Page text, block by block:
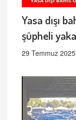
Yasa dışı
şüpheli
29 Temmuz 2025